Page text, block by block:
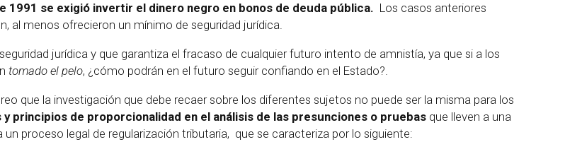
1991 se exigió invertir el dinero negro en bonos de deuda pública. Los casos anteriores
al menos ofrecieron un mínimo de seguridad jurídica.
jurídica y que garantiza el fracaso de cualquier futuro intento de amnistía, ya que si a los
tomado el pelo, ¿cómo podrán en el futuro seguir confiando en el Estado?.
que la investigación que debe recaer sobre los diferentes sujetos no puede ser la misma para los
principios de proporcionalidad en el análisis de las presunciones o pruebas que lleven a una
proceso legal de regularización tributaria, que se caracteriza por lo siguiente: